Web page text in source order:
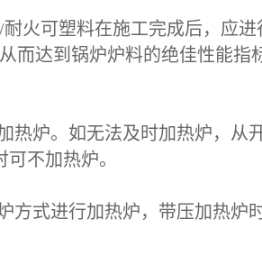
/耐火可塑料在施工完成后，应
而达到锅炉炉料的绝佳性能指
热炉。如无法及时加热炉，从
不加热炉。
方式进行加热炉，带压加热炉